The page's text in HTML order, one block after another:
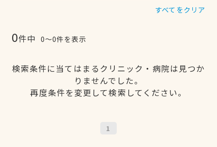
すべてをクリア
0件中 0〜0件を表示
検索条件に当てはまるクリニック・病院は見つか
りませんでした。
再度条件を変更して検索してください。
1